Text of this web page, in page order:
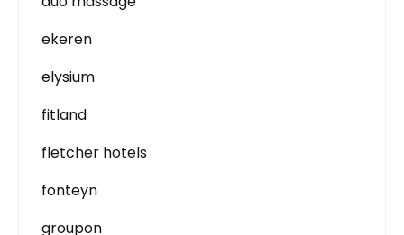
ekeren
elysium
fitland
fletcher hotels
fonteyn
groupon